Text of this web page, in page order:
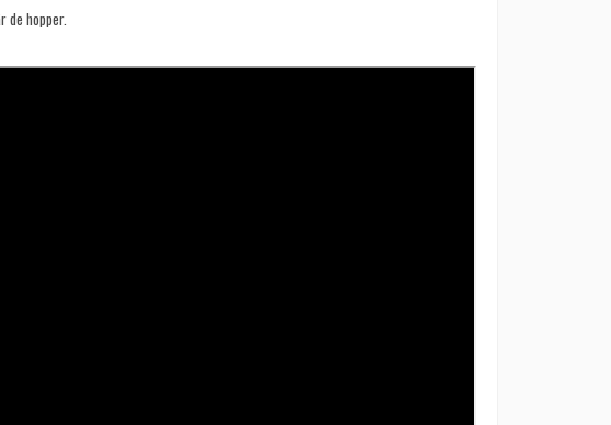
hopper.